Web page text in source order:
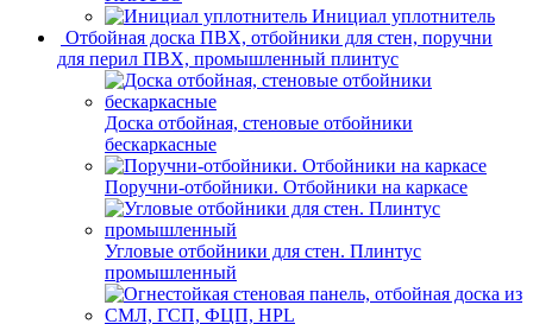
Инициал уплотнитель
Отбойная доска ПВХ, отбойники для стен, поручни
для перил ПВХ, промышленный плинтус
Доска отбойная, стеновые отбойники
бескаркасные
Поручни-отбойники. Отбойники на каркасе
Угловые отбойники для стен. Плинтус
промышленный